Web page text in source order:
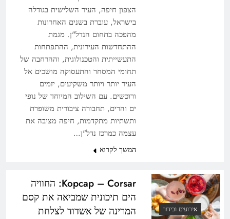
הצפון חיפה, העיר השלישית בגודלה
בישראל, עוברת בשנים האחרונות
מהפכה בתחום הנדל"ן. מגמת
ההתחדשות העירונית, ההתפתחות
התעשייתית והטכנולוגית, וההרחבה של
תחומי המסחר והתעסוקה מושכים אל
העיר יותר ויותר משקיעים, יזמים
ורוכשים. עם השילוב המיוחד של נופי
ים והרים, תחבורה ציבורית משופרת
ותשתיות מתקדמות, חיפה מציבה את
עצמה כמרכז נדל"ן…
המשך לקרוא
אירועים ובידור
Корсар – Corsar: החוויה
הים תיכונית שמביאה את קסם
המרינה של אשדוד לצלחת